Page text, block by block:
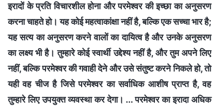
इरादों के प्रति विचारशील होना और परमेश्वर की इच्छा का अनुसरण
करना चाहते हो। यह कोई महत्वाकांक्षा नहीं है, बल्कि एक सच्चा भार है;
यह सत्य का अनुसरण करने वालों का दायित्व है और उनके अनुसरण
का लक्ष्य भी है। तुम्हारे कोई स्वार्थी उद्देश्य नहीं है, और तुम अपने लिए
नहीं, बल्कि परमेश्वर की गवाही देने और उसे संतुष्ट करने निकले हो, तो
यही वह चीज है जिसे परमेश्वर का सर्वाधिक आशीष प्राप्त है, वह
तुम्हारे लिए उपयुक्त व्यवस्था कर देगा। ... परमेश्वर का इरादा अधिक